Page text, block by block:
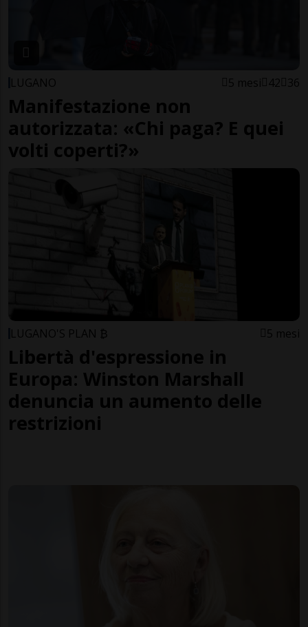
LUGANO 5 mesi 42 36
Manifestazione non
autorizzata: «Chi paga? E quei
volti coperti?»
LUGANO'S PLAN ₿ 5 mesi
Libertà d'espressione in
Europa: Winston Marshall
denuncia un aumento delle
restrizioni